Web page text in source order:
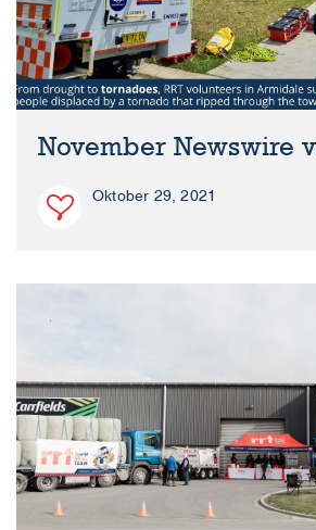
November Newswire
Oktober 29, 2021